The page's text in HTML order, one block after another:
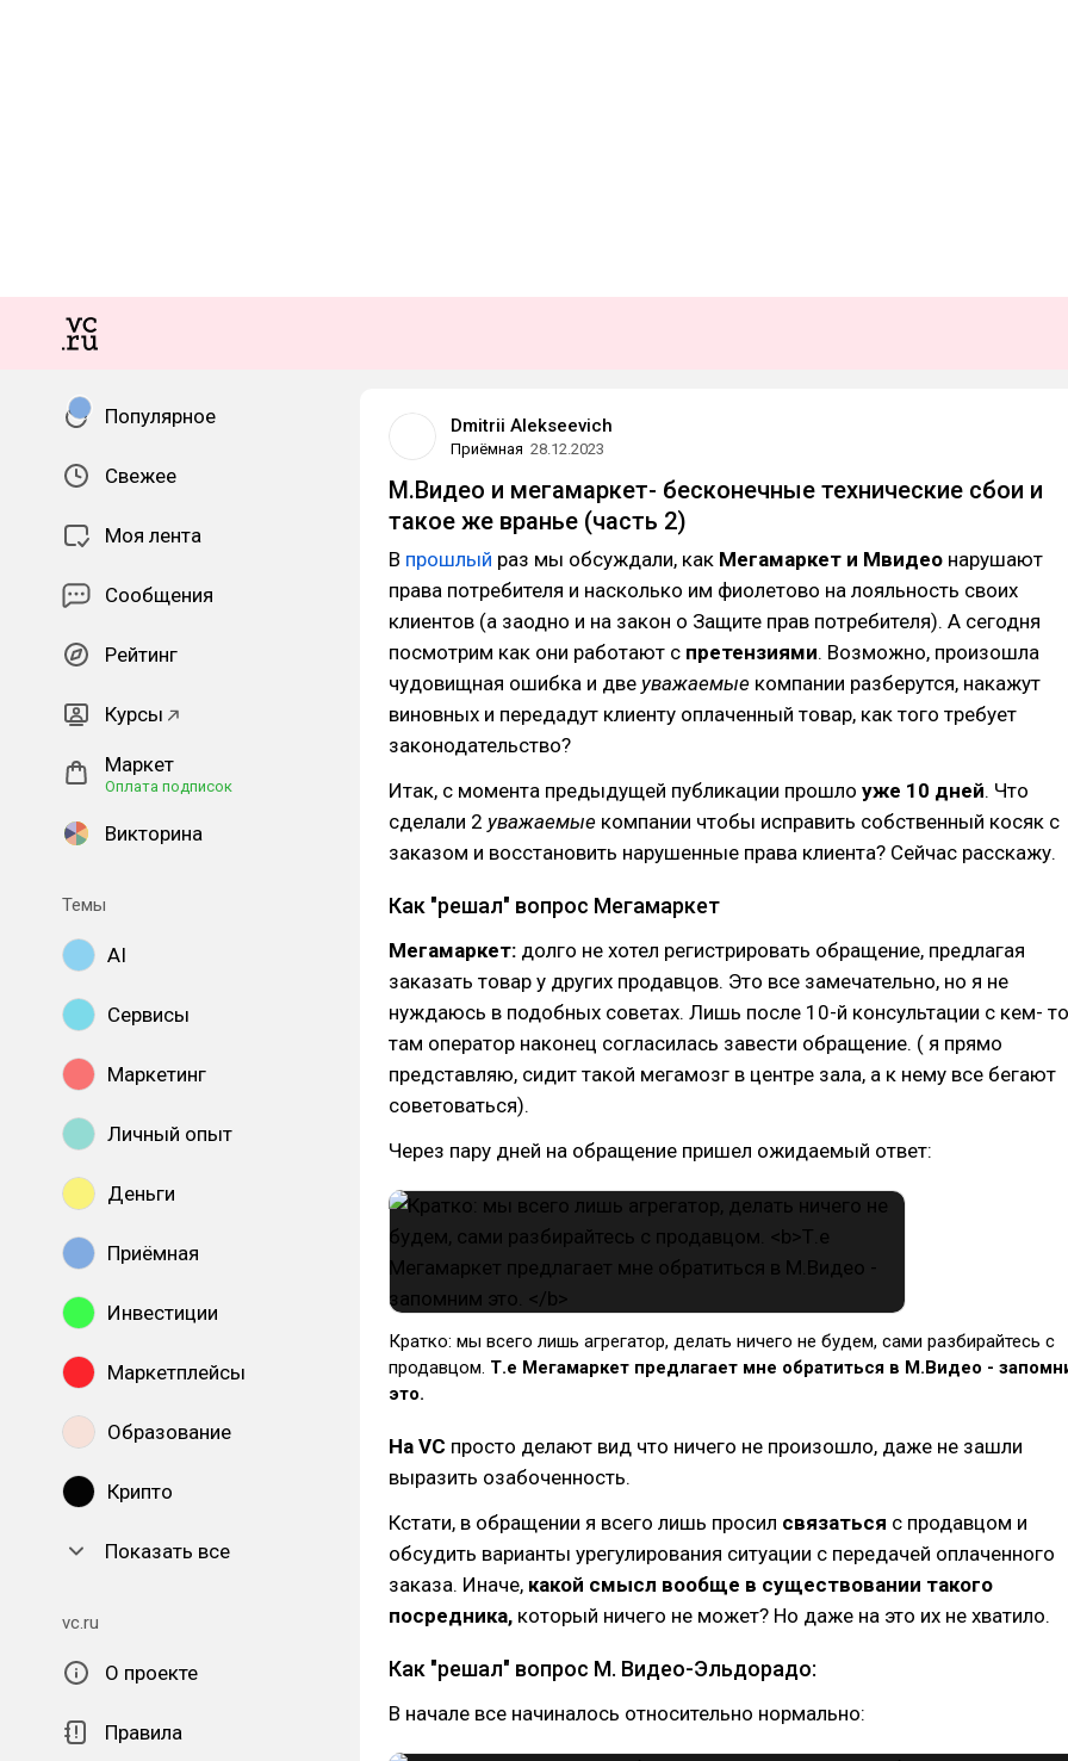
Популярное
Свежее
Моя лента
Сообщения
Рейтинг
Курсы
Маркет
Оплата подписок
Викторина
Темы
AI
Сервисы
Маркетинг
Личный опыт
Деньги
Приёмная
Инвестиции
Маркетплейсы
Образование
Крипто
Показать все
vc.ru
О проекте
Правила
Dmitrii Alekseevich
Приёмная 28.12.2023
М.Видео и мегамаркет- бесконечные технические сбои и
такое же вранье (часть 2)
В прошлый раз мы обсуждали, как Мегамаркет и Мвидео нарушают
права потребителя и насколько им фиолетово на лояльность своих
клиентов (а заодно и на закон о Защите прав потребителя). А сегодня
посмотрим как они работают с претензиями. Возможно, произошла
чудовищная ошибка и две уважаемые компании разберутся, накажут
виновных и передадут клиенту оплаченный товар, как того требует
законодательство?
Итак, с момента предыдущей публикации прошло уже 10 дней. Что
сделали 2 уважаемые компании чтобы исправить собственный косяк с
заказом и восстановить нарушенные права клиента? Сейчас расскажу.
Как "решал" вопрос Мегамаркет
Мегамаркет: долго не хотел регистрировать обращение, предлагая
заказать товар у других продавцов. Это все замечательно, но я не
нуждаюсь в подобных советах. Лишь после 10-й консультации с кем- то
там оператор наконец согласилась завести обращение. ( я прямо
представляю, сидит такой мегамозг в центре зала, а к нему все бегают
советоваться).
Через пару дней на обращение пришел ожидаемый ответ:
Кратко: мы всего лишь агрегатор, делать ничего не будем, сами разбирайтесь с
продавцом. Т.е Мегамаркет предлагает мне обратиться в М.Видео -
это.
На VC просто делают вид что ничего не произошло, даже не зашли
выразить озабоченность.
Кстати, в обращении я всего лишь просил связаться с продавцом и
обсудить варианты урегулирования ситуации с передачей оплаченного
заказа. Иначе, какой смысл вообще в существовании такого
посредника, который ничего не может? Но даже на это их не хватило.
Как "решал" вопрос М. Видео-Эльдорадо:
В начале все начиналось относительно нормально: